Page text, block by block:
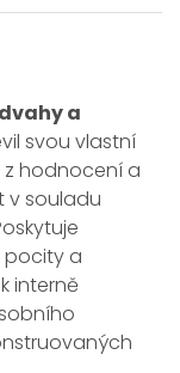
a
svou vlastní
hodnocení a
v souladu
pocity a
interně